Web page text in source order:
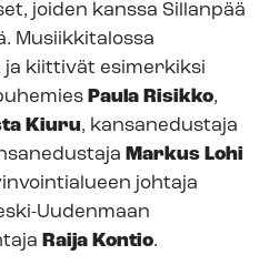
joiden kanssa Sillanpää
Musiikkitalossa
ja kiittivät esimerkiksi
Paula Risikko,
Kiuru, kansanedustaja
Markus Lohi
johtaja
Uudenmaan
Raija Kontio.